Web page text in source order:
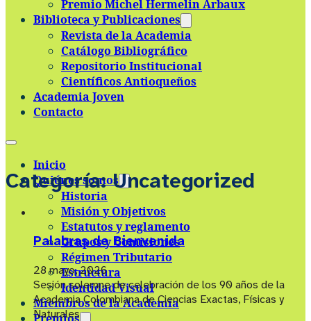
Skip to main contentSkip to footer
Premio Michel Hermelin Arbaux
Biblioteca y Publicaciones
Revista de la Academia
Catálogo Bibliográfico
Repositorio Institucional
Científicos Antioqueños
Academia Joven
Contacto
Inicio
Quiénes somos
Historia
Misión y Objetivos
Estatutos y reglamento
Grupos y Comisiones
Régimen Tributario
Estructura
Identidad Visual
Miembros de la Academia
Premios
Categoría:Uncategorized
Palabras de Bienvenida
28 mayo, 2026
Sesión solemne de celebración de los 90 años de la
Academia Colombiana de Ciencias Exactas, Físicas y
Naturales